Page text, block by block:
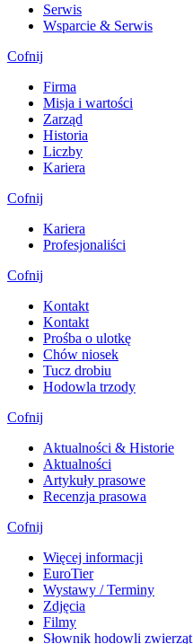
Serwis
Wsparcie & Serwis
Cofnij
Firma
Misja i wartości
Zarząd
Historia
Liczby
Kariera
Cofnij
Kariera
Profesjonaliści
Cofnij
Kontakt
Kontakt
Prośba o ulotkę
Chów niosek
Tucz drobiu
Hodowla trzody
Cofnij
Aktualności & Historie
Aktualności
Artykuły prasowe
Recenzja prasowa
Cofnij
Więcej informacji
EuroTier
Wystawy / Terminy
Zdjęcia
Filmy
Słownik hodowli zwierząt